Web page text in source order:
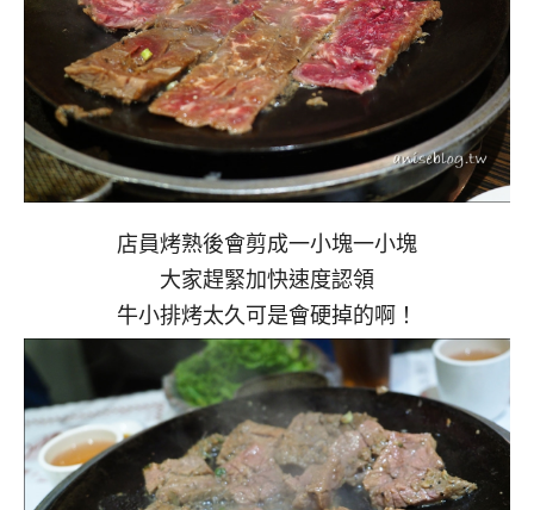
店員烤熟後會剪成一小塊一小塊
大家趕緊加快速度認領
牛小排烤太久可是會硬掉的啊！